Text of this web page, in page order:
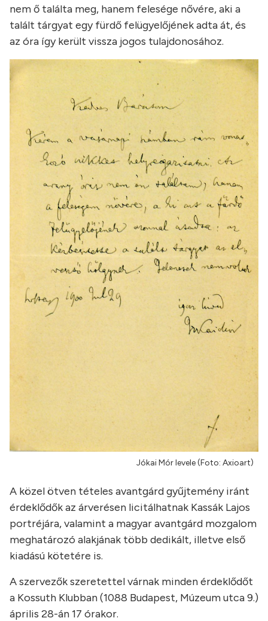
nem ő találta meg, hanem felesége nővére, aki a
talált tárgyat egy fürdő felügyelőjének adta át, és
az óra így került vissza jogos tulajdonosához.
Jókai Mór levele (Foto: Axioart)
A közel ötven tételes avantgárd gyűjtemény iránt
érdeklődők az árverésen licitálhatnak Kassák Lajos
portréjára, valamint a magyar avantgárd mozgalom
meghatározó alakjának több dedikált, illetve első
kiadású kötetére is.
A szervezők szeretettel várnak minden érdeklődőt
a Kossuth Klubban (1088 Budapest, Múzeum utca 9.)
április 28-án 17 órakor.